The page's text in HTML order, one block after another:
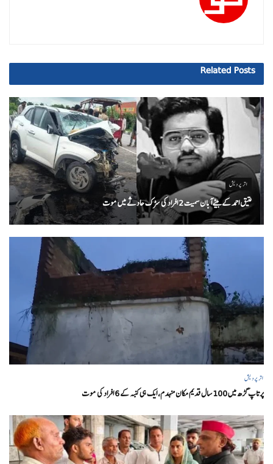
Related Posts
اتر پردیش
عتیق احمد کے بیٹے آبان سمیت 2 افراد کی سڑک حادثے میں موت
اتر پردیش
پرتاپ گڑھ میں 100 سال قدیم مکان منہدم، ایک ہی کنبہ کے 6 افراد کی موت